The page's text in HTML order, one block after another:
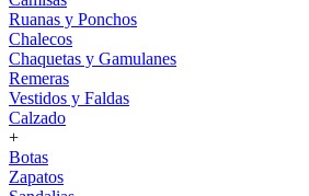
Ruanas y Ponchos
Chalecos
Chaquetas y Gamulanes
Remeras
Vestidos y Faldas
Calzado
+
Botas
Zapatos